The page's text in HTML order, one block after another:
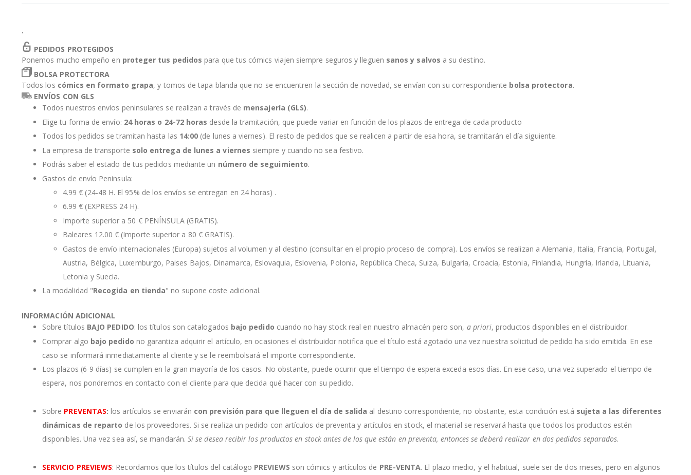
la
imágenes
'
PEDIDOS PROTEGIDOS
Ponemos mucho empeño en proteger tus pedidos para que tus cómics viajen siempre seguros y lleguen sanos y salvos a su destino.
BOLSA PROTECTORA
Todos los cómics en formato grapa, y tomos de tapa blanda que no se encuentren la sección de novedad, se envían con su correspondiente bolsa protectora.
ENVÍOS CON GLS
Todos nuestros envíos peninsulares se realizan a través de mensajería (GLS).
Elige tu forma de envío: 24 horas o 24-72 horas desde la tramitación, que puede variar en función de los plazos de entrega de cada producto
Todos los pedidos se tramitan hasta las 14:00 (de lunes a viernes). El resto de pedidos que se realicen a partir de esa hora, se tramitarán el día siguiente.
La empresa de transporte solo entrega de lunes a viernes siempre y cuando no sea festivo.
Podrás saber el estado de tus pedidos mediante un número de seguimiento.
Gastos de envío Peninsula:
4.99 € (24-48 H. El 95% de los envíos se entregan en 24 horas) .
6.99 € (EXPRESS 24 H).
Importe superior a 50 € PENÍNSULA (GRATIS).
Baleares 12.00 € (Importe superior a 80 € GRATIS).
Gastos de envío internacionales (Europa) sujetos al volumen y al destino (consultar en el propio proceso de compra). Los envíos se realizan a Alemania, Italia, Francia, Portugal,
Austria, Bélgica, Luxemburgo, Paises Bajos, Dinamarca, Eslovaquia, Eslovenia, Polonia, República Checa, Suiza, Bulgaria, Croacia, Estonia, Finlandia, Hungría, Irlanda, Lituania,
Letonia y Suecia.
La modalidad "Recogida en tienda" no supone coste adicional.
INFORMACIÓN ADICIONAL
Sobre títulos BAJO PEDIDO: los títulos son catalogados bajo pedido cuando no hay stock real en nuestro almacén pero son, a priori, productos disponibles en el distribuidor.
Comprar algo bajo pedido no garantiza adquirir el artículo, en ocasiones el distribuidor notifica que el título está agotado una vez nuestra solicitud de pedido ha sido emitida. En ese
caso se informará inmediatamente al cliente y se le reembolsará el importe correspondiente.
Los plazos (6-9 días) se cumplen en la gran mayoría de los casos. No obstante, puede ocurrir que el tiempo de espera exceda esos días. En ese caso, una vez superado el tiempo de
espera, nos pondremos en contacto con el cliente para que decida qué hacer con su pedido.
Sobre PREVENTAS:los artículos se enviarán con previsión para que lleguen el día de salida al destino correspondiente, no obstante, esta condición está sujeta a las diferentes
dinámicas de reparto de los proveedores. Si se realiza un pedido con artículos de preventa y artículos en stock, el material se reservará hasta que todos los productos estén
disponibles. Una vez sea así, se mandarán.Si se desea recibir los productos en stock antes de los que están en preventa, entonces se deberá realizar en dos pedidos separados.
SERVICIO PREVIEWS: Recordamos que los títulos del catálogo PREVIEWS son cómics y artículos de PRE-VENTA. El plazo medio, y el habitual, suele ser de dos meses, pero en algunos